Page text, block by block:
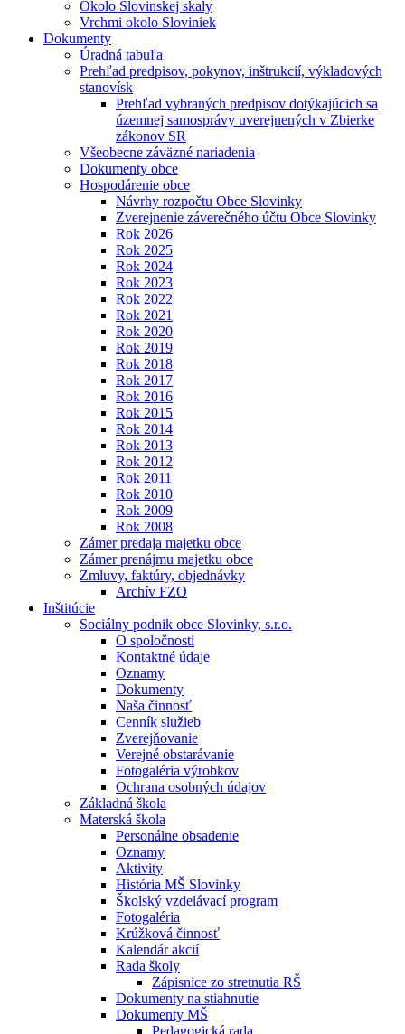
Okolo Slovinskej skaly
Vrchmi okolo Sloviniek
Dokumenty
Úradná tabuľa
Prehľad predpisov, pokynov, inštrukcií, výkladových
stanovísk
Prehľad vybraných predpisov dotýkajúcich sa
územnej samosprávy uverejnených v Zbierke
zákonov SR
Všeobecne záväzné nariadenia
Dokumenty obce
Hospodárenie obce
Návrhy rozpočtu Obce Slovinky
Zverejnenie záverečného účtu Obce Slovinky
Rok 2026
Rok 2025
Rok 2024
Rok 2023
Rok 2022
Rok 2021
Rok 2020
Rok 2019
Rok 2018
Rok 2017
Rok 2016
Rok 2015
Rok 2014
Rok 2013
Rok 2012
Rok 2011
Rok 2010
Rok 2009
Rok 2008
Zámer predaja majetku obce
Zámer prenájmu majetku obce
Zmluvy, faktúry, objednávky
Archív FZO
Inštitúcie
Sociálny podnik obce Slovinky, s.r.o.
O spoločnosti
Kontaktné údaje
Oznamy
Dokumenty
Naša činnosť
Cenník služieb
Zverejňovanie
Verejné obstarávanie
Fotogaléria výrobkov
Ochrana osobných údajov
Základná škola
Materská škola
Personálne obsadenie
Oznamy
Aktivity
História MŠ Slovinky
Školský vzdelávací program
Fotogaléria
Krúžková činnosť
Kalendár akcií
Rada školy
Zápisnice zo stretnutia RŠ
Dokumenty na stiahnutie
Dokumenty MŠ
Pedagogická rada